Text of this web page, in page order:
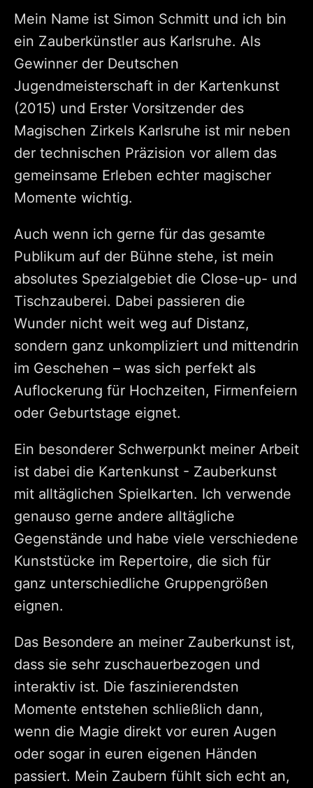
Mein Name ist Simon Schmitt und ich bin
ein Zauberkünstler aus Karlsruhe. Als
Gewinner der Deutschen
Jugendmeisterschaft in der Kartenkunst
(2015) und Erster Vorsitzender des
Magischen Zirkels Karlsruhe ist mir neben
der technischen Präzision vor allem das
gemeinsame Erleben echter magischer
Momente wichtig.
Auch wenn ich gerne für das gesamte
Publikum auf der Bühne stehe, ist mein
absolutes Spezialgebiet die Close-up- und
Tischzauberei. Dabei passieren die
Wunder nicht weit weg auf Distanz,
sondern ganz unkompliziert und mittendrin
im Geschehen – was sich perfekt als
Auflockerung für Hochzeiten, Firmenfeiern
oder Geburtstage eignet.
Ein besonderer Schwerpunkt meiner Arbeit
ist dabei die Kartenkunst - Zauberkunst
mit alltäglichen Spielkarten. Ich verwende
genauso gerne andere alltägliche
Gegenstände und habe viele verschiedene
Kunststücke im Repertoire, die sich für
ganz unterschiedliche Gruppengrößen
eignen.
Das Besondere an meiner Zauberkunst ist,
dass sie sehr zuschauerbezogen und
interaktiv ist. Die faszinierendsten
Momente entstehen schließlich dann,
wenn die Magie direkt vor euren Augen
oder sogar in euren eigenen Händen
passiert. Mein Zaubern fühlt sich echt an,